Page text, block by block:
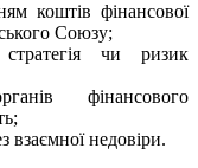
коштів фінансової
Союзу;
стратегія чи ризик
фінансового
взаємної недовіри.